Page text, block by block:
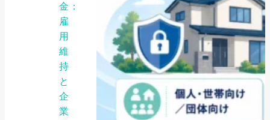
金：
雇
用
維
持
と
企
業